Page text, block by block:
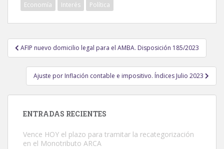
Economía Interés Política
Navegación
de
entradas
AFIP nuevo domicilio legal para el AMBA. Disposición 185/2023
Ajuste por Inflación contable e impositivo. Índices Julio 2023
ENTRADAS RECIENTES
Vence HOY el plazo para tramitar la recategorización
en el Monotributo ARCA